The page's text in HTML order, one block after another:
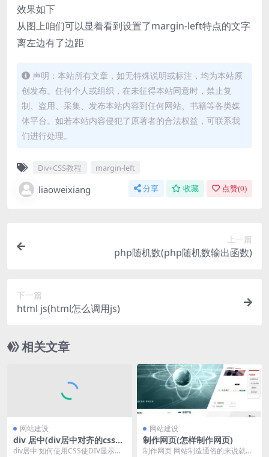
效果如下
从图上咱们可以显着看到设置了margin-left特点的文字
离左边有了边距
声明：本站所有文章，如无特殊说明或标注，均为本站原
创发布。任何个人或组织，在未征得本站同意时，禁止复
制、盗用、采集、发布本站内容到任何网站、书籍等各类媒
体平台。如若本站内容侵犯了原著者的合法权益，可联系我
们进行处理。
Div+CSS教程 margin-left
liaoweixiang 分享 收藏 点赞(0)
上一篇
php随机数(php随机数输出函数)
下一篇
html js(html怎么调用js)
相关文章
网站建设
div 居中(div居中对齐的css代
码)
div居中 如何使用CSS使DIV显示居
网站建设
制作网页(怎样制作网页)
制作网页 网站制造通俗的来说就是